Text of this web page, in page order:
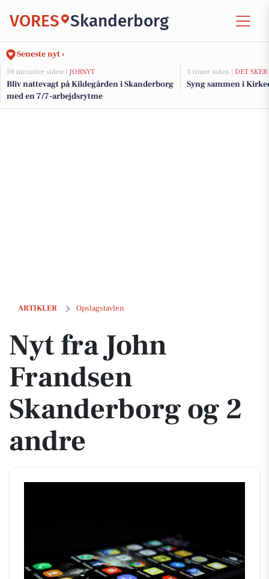
VORES Skanderborg
Seneste nyt ›
59 minutter siden | JOBNYT
Bliv nattevagt på Kildegården i Skanderborg
med en 7/7-arbejdsrytme
3 timer siden | DET SKER
Syng sammen i
ARTIKLER Opslagstavlen
Nyt fra John Frandsen Skanderborg og 2 andre
Nyt fra John
Frandsen
Skanderborg og 2
andre